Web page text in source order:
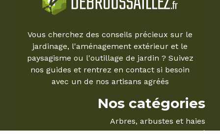
Vous cherchez des conseils précieux sur le
jardinage, l'aménagement extérieur et le
paysagisme ou l'outillage de jardin ? Suivez
nos guides et rentrez en contact si besoin
avec un de nos artisans agréés
Nos catégories
Arbres, arbustes et haies